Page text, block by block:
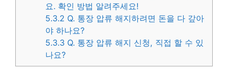
요. 확인 방법 알려주세요!
5.3.2 Q. 통장 압류 해지하려면 돈을 다 갚아
야 하나요?
5.3.3 Q. 통장 압류 해지 신청, 직접 할 수 있
나요?